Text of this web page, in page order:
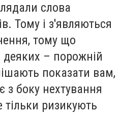
слова
Тому і з'являються
тому що
деяких – порожній
показати вам,
з боку нехтування
ризикують